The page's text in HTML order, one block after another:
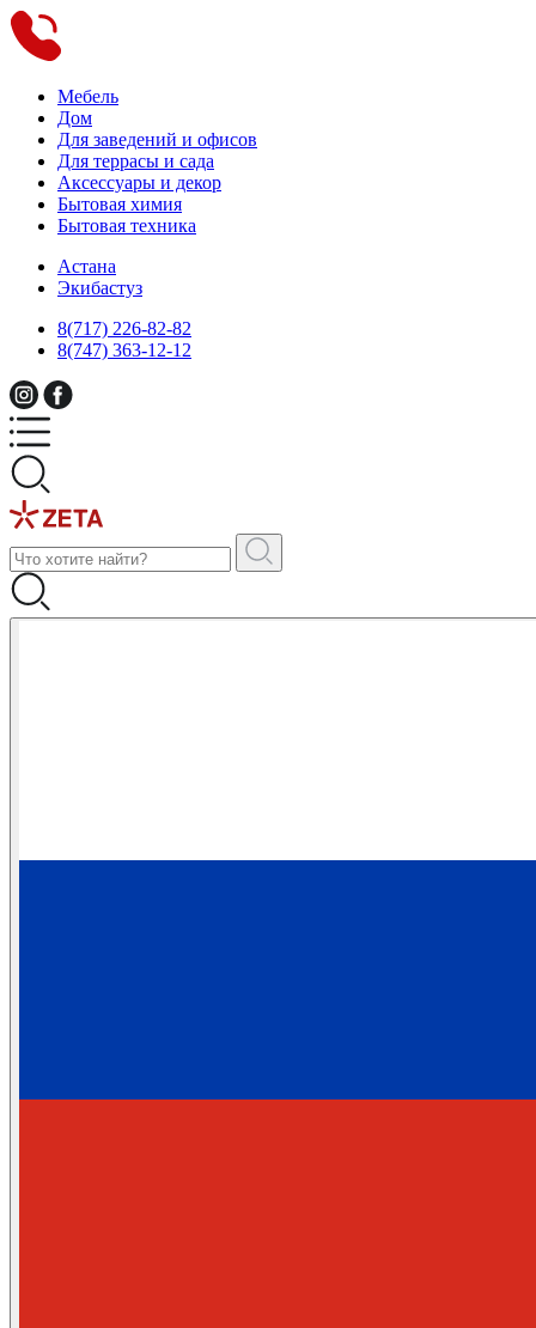
Мебель
Дом
Для заведений и офисов
Для террасы и сада
Аксессуары и декор
Бытовая химия
Бытовая техника
Астана
Экибастуз
8(717) 226-82-82
8(747) 363-12-12